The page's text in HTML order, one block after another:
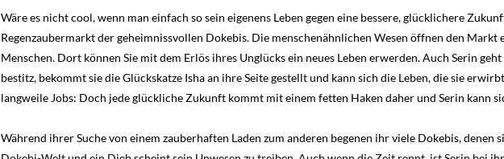
Wäre es nicht cool, wenn man einfach so sein eigenens Leben gegen eine bessere, glücklichere
Regenzaubermarkt der geheimnissvollen Dokebis. Die menschenähnlichen Wesen öffnen den
Menschen. Dort können Sie mit dem Erlös ihres Unglücks ein neues Leben erwerden. Auch Serin
bestitz, bekommt sie die Glückskatze Isha an ihre Seite gestellt und kann sich die Leben, die sie
langweile Jobs: Doch jede glückliche Zukunft kommt mit einem fetten Haken daher und Serin kann
Während ihrer Suche von einem zauberhaften Laden zum anderen begenen ihr viele Dokebis, denen